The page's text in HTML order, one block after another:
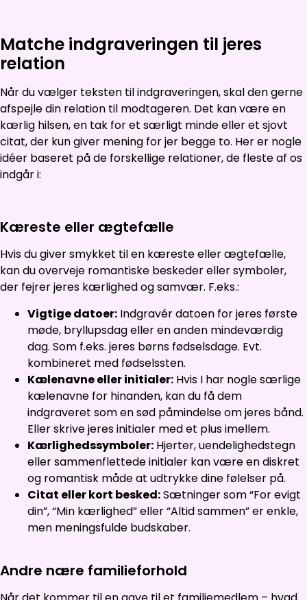
Matche indgraveringen til jeres
relation
Når du vælger teksten til indgraveringen, skal den gerne
afspejle din relation til modtageren. Det kan være en
kærlig hilsen, en tak for et særligt minde eller et sjovt
citat, der kun giver mening for jer begge to. Her er nogle
idéer baseret på de forskellige relationer, de fleste af os
indgår i:
Kæreste eller ægtefælle
Hvis du giver smykket til en kæreste eller ægtefælle,
kan du overveje romantiske beskeder eller symboler,
der fejrer jeres kærlighed og samvær. F.eks.:
Vigtige datoer: Indgravér datoen for jeres første
møde, bryllupsdag eller en anden mindeværdig
dag. Som f.eks. jeres børns fødselsdage. Evt.
kombineret med fødselssten.
Kælenavne eller initialer: Hvis I har nogle særlige
kælenavne for hinanden, kan du få dem
indgraveret som en sød påmindelse om jeres bånd.
Eller skrive jeres initialer med et plus imellem.
Kærlighedssymboler: Hjerter, uendelighedstegn
eller sammenflettede initialer kan være en diskret
og romantisk måde at udtrykke dine følelser på.
Citat eller kort besked:Sætninger som “For evigt
din”, “Min kærlighed” eller “Altid sammen” er enkle,
men meningsfulde budskaber.
Andre nære familieforhold